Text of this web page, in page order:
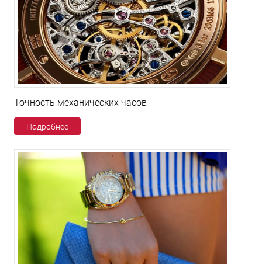
Точность механических часов
Подробнее